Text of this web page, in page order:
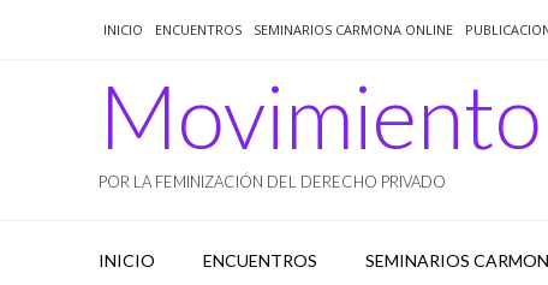
INICIO ENCUENTROS SEMINARIOS CARMONA ONLINE
POR LA FEMINIZACIÓN DEL DERECHO PRIVADO
INICIO ENCUENTROS SEMINARIOS